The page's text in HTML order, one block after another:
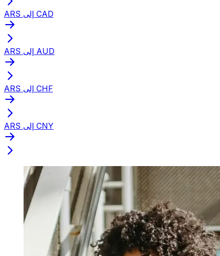
ARS إلى CAD
ARS إلى AUD
ARS إلى CHF
ARS إلى CNY